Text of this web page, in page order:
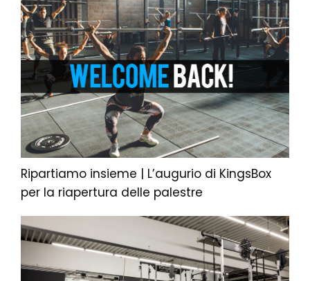
Ripartiamo insieme | L’augurio di KingsBox
per la riapertura delle palestre